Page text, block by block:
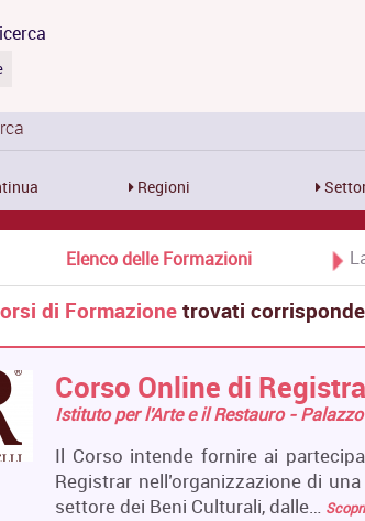
Regioni
Elenco delle Formazioni
di Formazionetrovati
Corso Online di
Istituto per l'Arte e il Restauro -
Il Corso intende fornire ai
Registrar nell’organizzazione di
settore dei Beni Culturali, dalle…